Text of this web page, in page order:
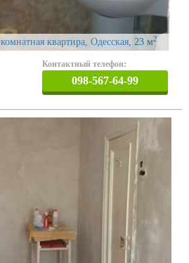
квартира, Одесская, 23 м2
Контактный телефон:
098-567-64-99